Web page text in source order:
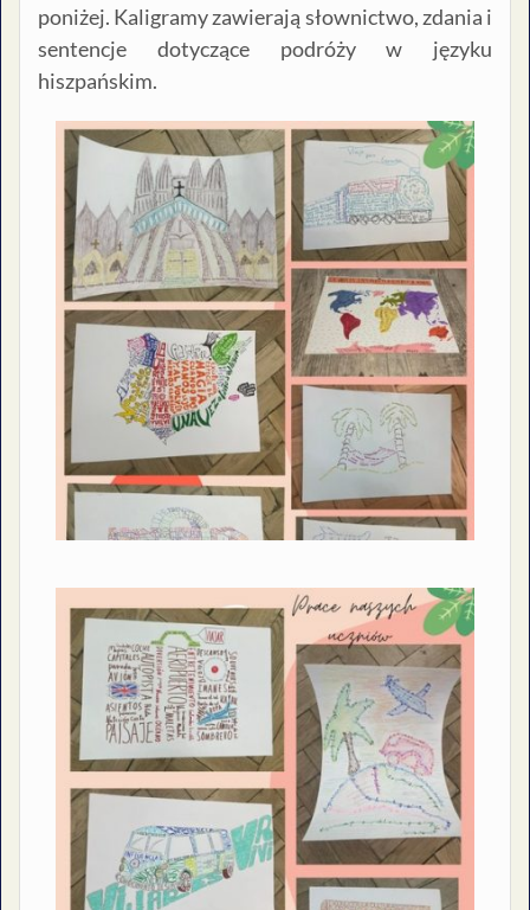
poniżej. Kaligramy zawierają słownictwo, zdania i
sentencje dotyczące podróży w języku
hiszpańskim.